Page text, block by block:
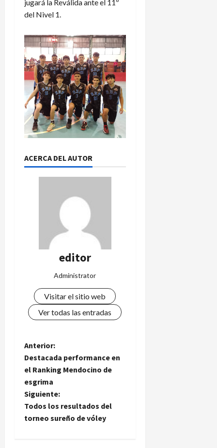
jugará la Reválida ante el 11º
del Nivel 1.
ACERCA DEL AUTOR
editor
Administrator
Visitar el sitio web
Ver todas las entradas
N
a
v
e
Anterior:
Destacada performance en
el Ranking Mendocino de
esgrima
Siguiente:
Todos los resultados del
torneo sureño de vóley